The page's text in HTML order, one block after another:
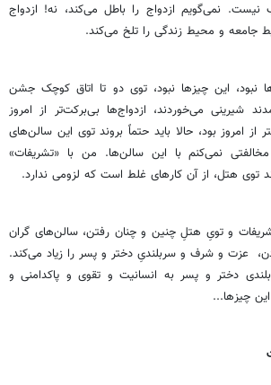
نیست. نمی‌گویم ازدواج را باطل می‌کند، نه! ازدواج
جامعه و محیط زندگی را تلخ می‌کند.
نبود، این چیزها نبود، توی دو تا اتاق کوچک جشن
شیرینی می‌خوردند، ازدواج‌ها بی‌برکت‌تر از امروز
امروز بود، حالا باید حتماً بروند توی این سالن‌های
نمی‌کنم با این سالن‌ها. من با «تشریفات»
توی هتل، از آن کارهای غلط است که لزومی ندارد.
و تویِ هتلِ چنین و چنان رفتن، سالن‌های گران
عزت و شرف و سربلندیِ دختر و پسر را زیاد می‌کند.
دختر و پسر به انسانیت و تقوی و پاکدامنی و
چیزها...